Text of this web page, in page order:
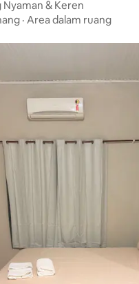
Nyaman & Keren
· Area dalam ruang